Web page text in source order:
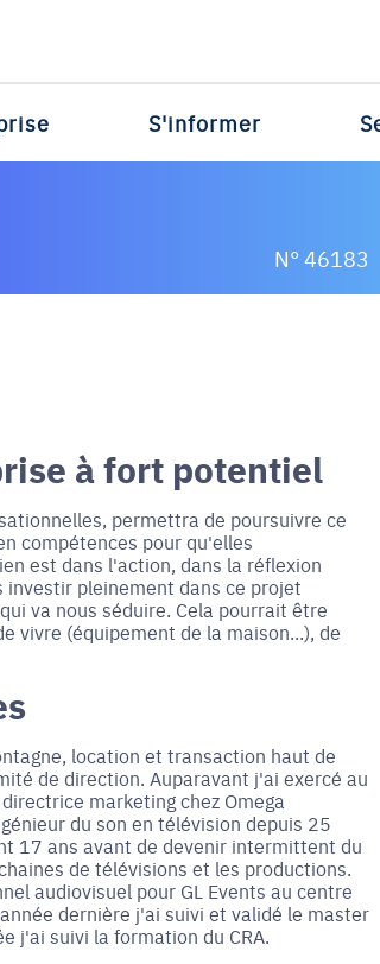
S'informer
N° 46183
à fort potentiel
permettra de poursuivre ce
compétences pour qu'elles
est dans l'action, dans la réflexion
pleinement dans ce projet
va nous séduire. Cela pourrait être
vivre (équipement de la maison...), de
location et transaction haut de
de direction. Auparavant j'ai exercé au
marketing chez Omega
du son en télévision depuis 25
17 ans avant de devenir intermittent du
de télévisions et les productions.
audiovisuel pour GL Events au centre
dernière j'ai suivi et validé le master
j'ai suivi la formation du CRA.